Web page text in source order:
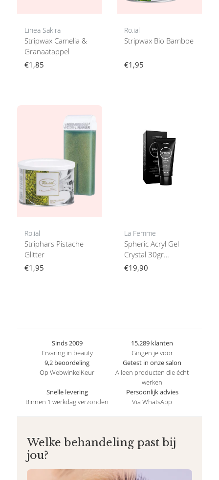
Linea Sakira
Stripwax Camelia &
Granaatappel
€1,85
Ro.ial
Stripwax Bio Bamboe
€1,95
Ro.ial
Striphars Pistache
Glitter
€1,95
La Femme
Spheric Acryl Gel
Crystal 30gr
Transparant
€19,90
Sinds 2009
Ervaring in beauty
15.289 klanten
Gingen je voor
9,2 beoordeling
Op WebwinkelKeur
Getest in onze salon
Alleen producten die écht
werken
Snelle levering
Binnen 1 werkdag verzonden
Persoonlijk advies
Via WhatsApp
Welke behandeling past bij
jou?